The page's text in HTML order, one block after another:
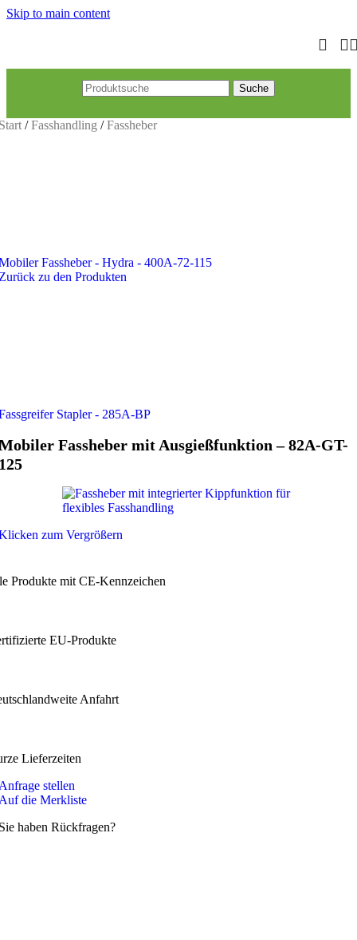
Skip to main content
Suche
/ Fasshandling / Fassheber
Fassheber - Hydra - 400A-72-115
zu den Produkten
Stapler - 285A-BP
Fassheber mit Ausgießfunktion – 82A-GT-
zum Vergrößern
Produkte mit CE-Kennzeichen
EU-Produkte
Anfahrt
Lieferzeiten
stellen
die Merkliste
haben Rückfragen?